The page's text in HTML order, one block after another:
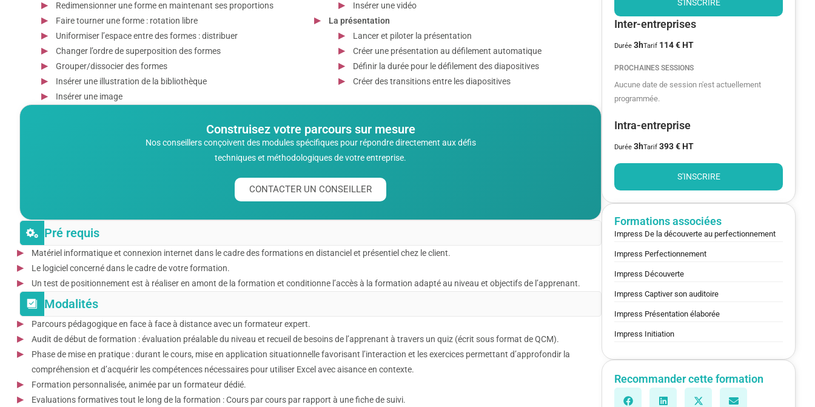
Redimensionner une forme en maintenant ses proportions
Faire tourner une forme : rotation libre
Uniformiser l’espace entre des formes : distribuer
Changer l’ordre de superposition des formes
Grouper/dissocier des formes
Insérer une illustration de la bibliothèque
Insérer une image
Insérer une vidéo
La présentation
Lancer et piloter la présentation
Créer une présentation au défilement automatique
Définir la durée pour le défilement des diapositives
Créer des transitions entre les diapositives
Construisez votre parcours sur mesure
Nos conseillers conçoivent des modules spécifiques pour répondre directement aux défis
techniques et méthodologiques de votre entreprise.
CONTACTER UN CONSEILLER
Pré requis
Matériel informatique et connexion internet dans le cadre des formations en distanciel et présentiel chez le client.
Le logiciel concerné dans le cadre de votre formation.
Un test de positionnement est à réaliser en amont de la formation et conditionne l’accès à la formation adapté au niveau et objectifs de l’apprenant.
Modalités
Parcours pédagogique en face à face à distance avec un formateur expert.
Audit de début de formation : évaluation préalable du niveau et recueil de besoins de l’apprenant à travers un quiz (écrit sous format de QCM).
Phase de mise en pratique : durant le cours, mise en application situationnelle favorisant l’interaction et les exercices permettant d’approfondir la
compréhension et d’acquérir les compétences nécessaires pour utiliser Excel avec aisance en contexte.
Formation personnalisée, animée par un formateur dédié.
Evaluations formatives tout le long de la formation : Cours par cours par rapport à une fiche de suivi.
S'INSCRIRE
Inter-entreprises
Durée 3hTarif 114 € HT
PROCHAINES SESSIONS
Aucune date de session n'est actuellement
programmée.
Intra-entreprise
Durée 3hTarif 393 € HT
S'INSCRIRE
Formations associées
Impress De la découverte au perfectionnement
Impress Perfectionnement
Impress Découverte
Impress Captiver son auditoire
Impress Présentation élaborée
Impress Initiation
Recommander cette formation